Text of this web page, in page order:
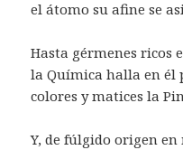
el átomo su afine se
Hasta gérmenes ricos
la Química halla en él
colores y matices la
Y, de fúlgido origen